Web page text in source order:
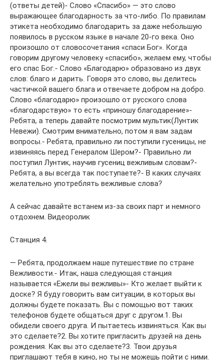
(ответы детей)- Слово «Спасибо» — это слово
выражающее благодарность за что-либо. По правилам
этикета необходимо благодарить за даже небольшую
появилось в русском языке в начале 20-го века. Оно
произошло от словосочетания «спаси Бог». Когда
говорим другому человеку «спасибо», желаем ему, чтобы
его спас Бог.- Слово «Благодарю» образовано из двух
слов: благо и дарить. Говоря это слово, вы делитесь
частичкой вашего блага и отвечаете добром на добро.
Слово «благодарю» произошло от русского слова
«благодарствую» то есть «приношу благодарение»-
Ребята, а теперь давайте посмотрим мультик(Лунтик
Невежи). Смотрим внимательно, потом я вам задам
вопросы.- Ребята, правильно ли поступили гусеницы, не
извиняясь перед Генералом Шером?- Правильно ли
поступил Лунтик, научив гусениц вежливым словам?-
Ребята, а вы всегда так поступаете?- В каких случаях
желательно употреблять вежливые слова?
А сейчас давайте встанем из-за своих парт и немного
отдохнем. Видеоролик
Станция 4.
— Ребята, продолжаем наше путешествие по стране
Вежливости.- Итак, наша следующая станция
называется «Ежели вы вежливы»- Кто желает выйти к
доске? Я буду говорить вам ситуации, в которых вы
должны будете показать. Вы с помощью вот таких
телефонов будете общаться друг с другом.1. Вы
обидели своего друга. И пытаетесь извиняться. Как вы
это сделаете?2. Вы хотите пригласить друзей на день
рождения. Как вы это сделаете?3. Твои друзья
приглашают тебя в кино, но ты не можешь пойти с ними.